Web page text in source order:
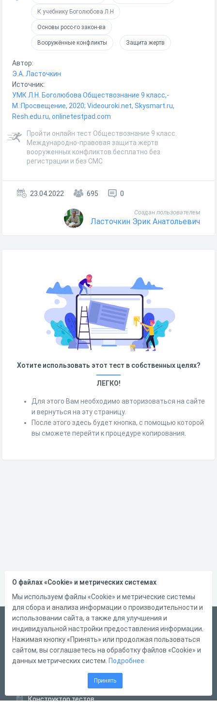
К учебнику Боголюбова Л.Н
Основы росс-го закон-ва
Вооружённые конфликты Защита жертв
Автор:
Э.А. Ласточкин
Источник:
УМК Л.Н. Боголюбова Обществознание 9 класс,-
М.:Просвещение, 2020; Videouroki.net, Skysmart.ru,
Resh.edu.ru, onlinetestpad.com
Пройти онлайн тест Обществознание 9 класс.
Международно-правовая защита жертв
вооруженных конфликтов бесплатно без
регистрации и без СМС
23.04.2022 695 0
Создан пользователем
Ласточкин Эрик Анатольевич
Хотите использовать этот тест в собственных целях?
ЛЕГКО!
Для этого Вам необходимо авторизоваться на сайте
и вернуться на эту страницу.
После этого здесь будет кнопка, с помощью которой
вы сможете перейти к процедуре копирования.
Русский
Справка
Форма обратной связи
Конструктор тестов
О файлах «Cookie» и метрических системах
Мы используем файлы «Cookie» и метрические системы
для сбора и анализа информации о производительности и
использовании сайта, а также для улучшения и
индивидуальной настройки предоставления информации.
Нажимая кнопку «Принять» или продолжая пользоваться
сайтом, вы соглашаетесь на обработку файлов «Cookie» и
данных метрических систем. Подробнее
Принять